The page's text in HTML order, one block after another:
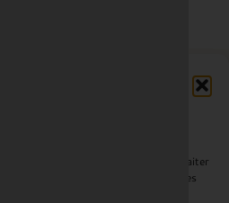
nous utilisons des technologies
et/ou accéder aux informations des
technologies nous permettra de traiter
de navigation ou les ID uniques
ou de retirer son consentement